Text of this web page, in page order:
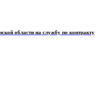
области на службу по контракту